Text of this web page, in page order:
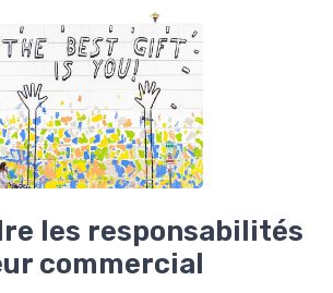
les responsabilités
commercial